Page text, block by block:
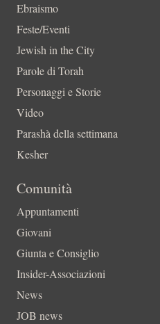
Ebraismo
Feste/Eventi
Jewish in the City
Parole di Torah
Personaggi e Storie
Video
Parashà della settimana
Kesher
Comunità
Appuntamenti
Giovani
Giunta e Consiglio
Insider-Associazioni
News
JOB news